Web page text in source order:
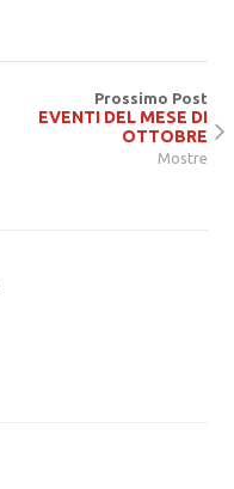
Prossimo Post
EVENTI DEL MESE DI
OTTOBRE
Mostre